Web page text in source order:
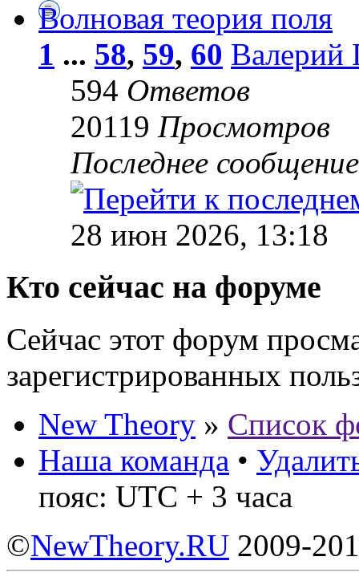
Волновая теория поля
1 ... 58, 59, 60 Валерий
594 Ответов
20119 Просмотров
Последнее
28 июн 2026, 13:18
Кто сейчас на форуме
Сейчас этот форум
зарегистрированных
New Theory » Список
Наша команда •
пояс: UTC + 3 часа
©NewTheory.RU 2009-